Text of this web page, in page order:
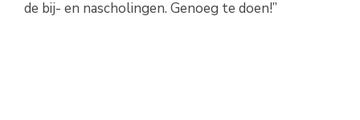
de bij- en nascholingen. Genoeg te doen!”